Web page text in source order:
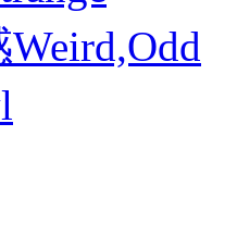
Weird,Odd